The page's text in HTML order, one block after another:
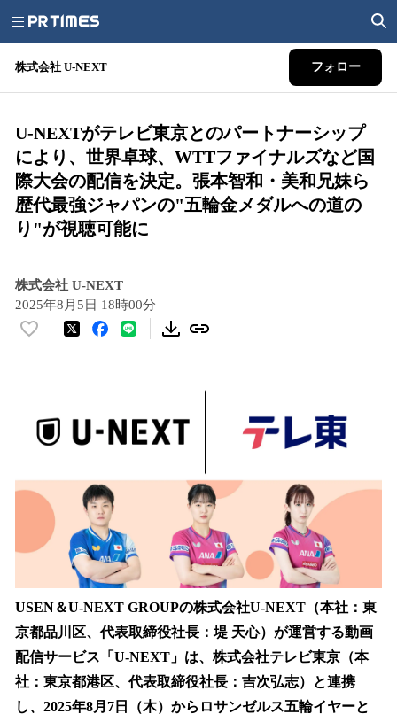
株式会社 U-NEXT フォロー
U-NEXTがテレビ東京とのパートナーシップ
により、世界卓球、WTTファイナルズなど国
際大会の配信を決定。張本智和・美和兄妹ら
歴代最強ジャパンの"五輪金メダルへの道の
り"が視聴可能に
株式会社 U-NEXT
2025年8月5日 18時00分
い
を
読
USEN＆U-NEXT GROUPの株式会社U-NEXT（本社：東
京都品川区、代表取締役社長：堤 天心）が運営する動画
配信サービス「U-NEXT」は、株式会社テレビ東京（本
社：東京都港区、代表取締役社長：吉次弘志）と連携
し、2025年8月7日（木）からロサンゼルス五輪イヤーと